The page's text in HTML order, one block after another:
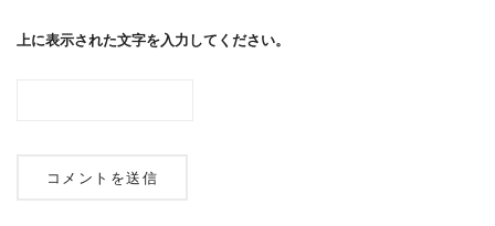
上に表示された文字を入力してください。